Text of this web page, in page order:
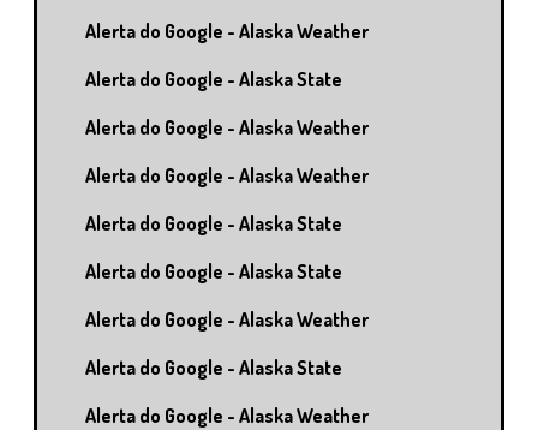
Alerta do Google - Alaska Weather
Alerta do Google - Alaska State
Alerta do Google - Alaska Weather
Alerta do Google - Alaska Weather
Alerta do Google - Alaska State
Alerta do Google - Alaska State
Alerta do Google - Alaska Weather
Alerta do Google - Alaska State
Alerta do Google - Alaska Weather